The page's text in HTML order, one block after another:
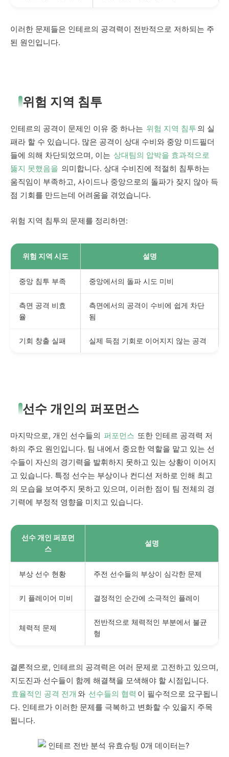
이러한 문제들은 인테르의 공격력이 전반적으로 저하되는 주
된 원인입니다.
위험 지역 침투
인테르의 공격이 문제인 이유 중 하나는 위험 지역 침투 의 실
패라 할 수 있습니다. 많은 공격이 상대 수비와 중앙 미드필더
들에 의해 차단되었으며, 이는 상대팀의 압박을 효과적으로
뚫지 못했음을 의미합니다. 상대 수비진에 적절히 침투하는
움직임이 부족하고, 사이드나 중앙으로의 돌파가 잦지 않아 득
점 기회를 만드는데 어려움을 겪었습니다.
위험 지역 침투의 문제를 정리하면:
위험 지역 시도 설명
중앙 침투 부족 중앙에서의 돌파 시도 미비
측면 공격 비효
율
측면에서의 공격이 수비에 쉽게 차단
됨
기회 창출 실패 실제 득점 기회로 이어지지 않는 공격
선수 개인의 퍼포먼스
마지막으로, 개인 선수들의 퍼포먼스 또한 인테르 공격력 저
하의 주요 원인입니다. 팀 내에서 중요한 역할을 맡고 있는 선
수들이 자신의 경기력을 발휘하지 못하고 있는 상황이 이어지
고 있습니다. 특정 선수는 부상이나 컨디션 저하로 인해 최고
의 모습을 보여주지 못하고 있으며, 이러한 점이 팀 전체의 경
기력에 부정적 영향을 미치고 있습니다.
선수 개인 퍼포먼
스
설명
부상 선수 현황 주전 선수들의 부상이 심각한 문제
키 플레이어 미비 결정적인 순간에 소극적인 플레이
체력적 문제
전반적으로 체력적인 부분에서 불균
형
결론적으로, 인테르의 공격력은 여러 문제로 고전하고 있으며,
지도진과 선수들이 함께 해결책을 모색해야 할 시점입니다.
효율적인 공격 전개 와 선수들의 협력 이 필수적으로 요구됩니
다. 인테르가 이러한 문제를 극복하고 변화할 수 있을지 주목
됩니다.